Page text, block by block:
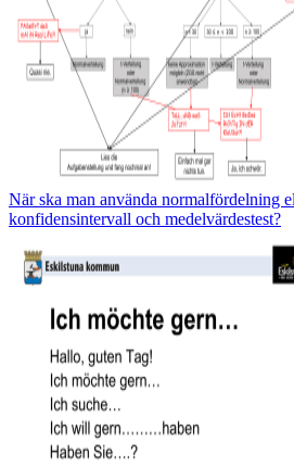
När ska man använda normalfördelning
konfidensintervall och medelvärdestest?